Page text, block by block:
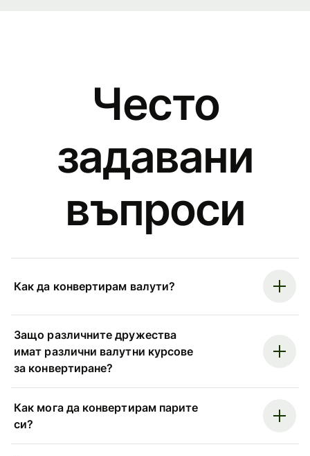
Често
задавани
въпроси
Как да конвертирам валути?
Защо различните дружества
имат различни валутни курсове
за конвертиране?
Как мога да конвертирам парите
си?